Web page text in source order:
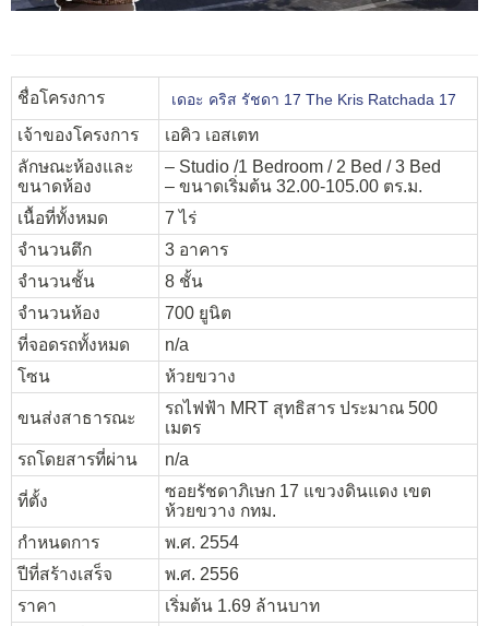
ชื่อโครงการ เดอะ คริส รัชดา 17 The Kris Ratchada 17
เจ้าของโครงการ
เอคิว เอสเตท
ลักษณะห้องและ
ขนาดห้อง
– Studio /1 Bedroom / 2 Bed / 3 Bed
– ขนาดเริ่มต้น 32.00-105.00 ตร.ม.
เนื้อที่ทั้งหมด
7 ไร่
จำนวนตึก
3 อาคาร
จำนวนชั้น
8 ชั้น
จำนวนห้อง
700 ยูนิต
ที่จอดรถทั้งหมด
n/a
โซน
ห้วยขวาง
ขนส่งสาธารณะ
รถไฟฟ้า MRT สุทธิสาร ประมาณ 500
เมตร
รถโดยสารที่ผ่าน
n/a
ที่ตั้ง
ซอยรัชดาภิเษก 17 แขวงดินแดง เขต
ห้วยขวาง กทม.
กำหนดการ
พ.ศ. 2554
ปีที่สร้างเสร็จ
พ.ศ. 2556
ราคา
เริ่มต้น 1.69 ล้านบาท